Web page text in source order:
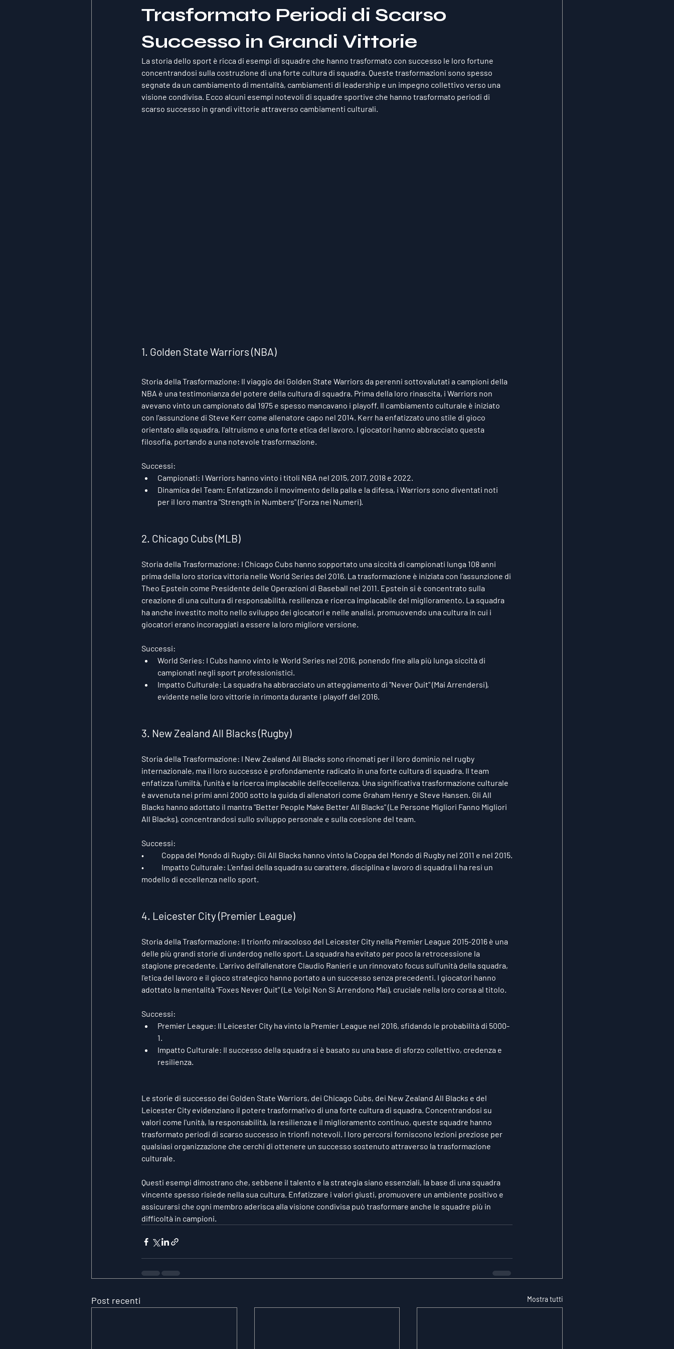
Trasformato Periodi di Scarso
Successo in Grandi Vittorie
La storia dello sport è ricca di esempi di squadre che hanno trasformato con successo le loro fortune
concentrandosi sulla costruzione di una forte cultura di squadra. Queste trasformazioni sono spesso
segnate da un cambiamento di mentalità, cambiamenti di leadership e un impegno collettivo verso una
visione condivisa. Ecco alcuni esempi notevoli di squadre sportive che hanno trasformato periodi di
scarso successo in grandi vittorie attraverso cambiamenti culturali.
1. Golden State Warriors (NBA)
Storia della Trasformazione: Il viaggio dei Golden State Warriors da perenni sottovalutati a campioni della
NBA è una testimonianza del potere della cultura di squadra. Prima della loro rinascita, i Warriors non
avevano vinto un campionato dal 1975 e spesso mancavano i playoff. Il cambiamento culturale è iniziato
con l'assunzione di Steve Kerr come allenatore capo nel 2014. Kerr ha enfatizzato uno stile di gioco
orientato alla squadra, l'altruismo e una forte etica del lavoro. I giocatori hanno abbracciato questa
filosofia, portando a una notevole trasformazione.
Successi:
Campionati: I Warriors hanno vinto i titoli NBA nel 2015, 2017, 2018 e 2022.
Dinamica del Team: Enfatizzando il movimento della palla e la difesa, i Warriors sono diventati noti
per il loro mantra "Strength in Numbers" (Forza nei Numeri).
2. Chicago Cubs (MLB)
Storia della Trasformazione: I Chicago Cubs hanno sopportato una siccità di campionati lunga 108 anni
prima della loro storica vittoria nelle World Series del 2016. La trasformazione è iniziata con l'assunzione di
Theo Epstein come Presidente delle Operazioni di Baseball nel 2011. Epstein si è concentrato sulla
creazione di una cultura di responsabilità, resilienza e ricerca implacabile del miglioramento. La squadra
ha anche investito molto nello sviluppo dei giocatori e nelle analisi, promuovendo una cultura in cui i
giocatori erano incoraggiati a essere la loro migliore versione.
Successi:
World Series: I Cubs hanno vinto le World Series nel 2016, ponendo fine alla più lunga siccità di
campionati negli sport professionistici.
Impatto Culturale: La squadra ha abbracciato un atteggiamento di "Never Quit" (Mai Arrendersi),
evidente nelle loro vittorie in rimonta durante i playoff del 2016.
3. New Zealand All Blacks (Rugby)
Storia della Trasformazione: I New Zealand All Blacks sono rinomati per il loro dominio nel rugby
internazionale, ma il loro successo è profondamente radicato in una forte cultura di squadra. Il team
enfatizza l'umiltà, l'unità e la ricerca implacabile dell'eccellenza. Una significativa trasformazione culturale
è avvenuta nei primi anni 2000 sotto la guida di allenatori come Graham Henry e Steve Hansen. Gli All
Blacks hanno adottato il mantra "Better People Make Better All Blacks" (Le Persone Migliori Fanno Migliori
All Blacks), concentrandosi sullo sviluppo personale e sulla coesione del team.
Successi:
•	Coppa del Mondo di Rugby: Gli All Blacks hanno vinto la Coppa del Mondo di Rugby nel 2011 e nel 2015.
•	Impatto Culturale: L'enfasi della squadra su carattere, disciplina e lavoro di squadra li ha resi un
modello di eccellenza nello sport.
4. Leicester City (Premier League)
Storia della Trasformazione: Il trionfo miracoloso del Leicester City nella Premier League 2015-2016 è una
delle più grandi storie di underdog nello sport. La squadra ha evitato per poco la retrocessione la
stagione precedente. L'arrivo dell'allenatore Claudio Ranieri e un rinnovato focus sull'unità della squadra,
l'etica del lavoro e il gioco strategico hanno portato a un successo senza precedenti. I giocatori hanno
adottato la mentalità "Foxes Never Quit" (Le Volpi Non Si Arrendono Mai), cruciale nella loro corsa al titolo.
Successi:
Premier League: Il Leicester City ha vinto la Premier League nel 2016, sfidando le probabilità di 5000-
1.
Impatto Culturale: Il successo della squadra si è basato su una base di sforzo collettivo, credenza e
resilienza.
Le storie di successo dei Golden State Warriors, dei Chicago Cubs, dei New Zealand All Blacks e del
Leicester City evidenziano il potere trasformativo di una forte cultura di squadra. Concentrandosi su
valori come l'unità, la responsabilità, la resilienza e il miglioramento continuo, queste squadre hanno
trasformato periodi di scarso successo in trionfi notevoli. I loro percorsi forniscono lezioni preziose per
qualsiasi organizzazione che cerchi di ottenere un successo sostenuto attraverso la trasformazione
culturale.
Questi esempi dimostrano che, sebbene il talento e la strategia siano essenziali, la base di una squadra
vincente spesso risiede nella sua cultura. Enfatizzare i valori giusti, promuovere un ambiente positivo e
assicurarsi che ogni membro aderisca alla visione condivisa può trasformare anche le squadre più in
difficoltà in campioni.
Post recenti Mostra tutti